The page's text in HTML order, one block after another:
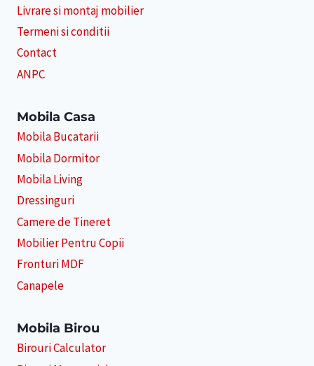
Livrare si montaj mobilier
Termeni si conditii
Contact
ANPC
Mobila Casa
Mobila Bucatarii
Mobila Dormitor
Mobila Living
Dressinguri
Camere de Tineret
Mobilier Pentru Copii
Fronturi MDF
Canapele
Mobila Birou
Birouri Calculator